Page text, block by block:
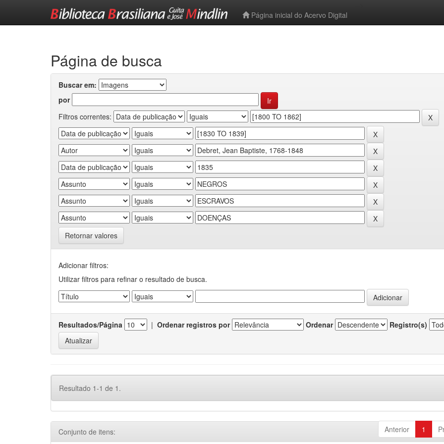
Página inicial do Acervo Digital
Página de busca
Buscar em:
por
Filtros correntes:
Retornar valores
Adicionar filtros:
Utilizar filtros para refinar o resultado de busca.
Resultados/Página | Ordenar registros por Ordenar Registro(s)
Resultado 1-1 de 1.
Anterior 1
Conjunto de itens: